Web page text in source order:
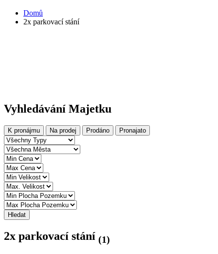
Domů
2x parkovací stání
Vyhledávání Majetku
K pronájmu Na prodej Prodáno Pronajato
Hledat
2x parkovací stání (1)